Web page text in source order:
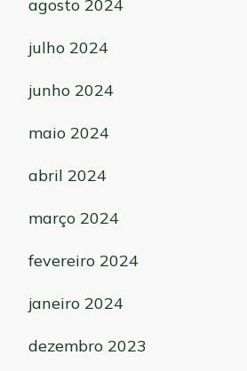
agosto 2024
julho 2024
junho 2024
maio 2024
abril 2024
março 2024
fevereiro 2024
janeiro 2024
dezembro 2023